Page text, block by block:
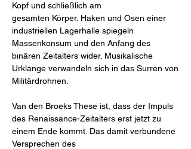
Kopf und schließlich am
gesamten Körper. Haken und Ösen einer
industriellen Lagerhalle spiegeln
Massenkonsum und den Anfang des
binären Zeitalters wider. Musikalische
Urklänge verwandeln sich in das Surren von
Militärdrohnen.
Van den Broeks These ist, dass der Impuls
des Renaissance-Zeitalters erst jetzt zu
einem Ende kommt. Das damit verbundene
Versprechen des